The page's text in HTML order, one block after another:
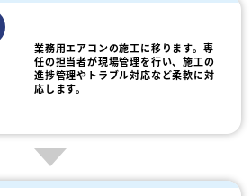
業務用エアコンの施工に移ります。専
任の担当者が現場管理を行い、施工の
進捗管理やトラブル対応など柔軟に対
応します。